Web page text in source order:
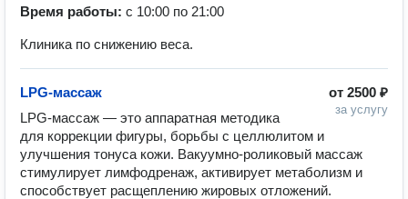
Время работы: с 10:00 по 21:00
Клиника по снижению веса.
от 2500 ₽
за услугу
LPG-массаж
LPG-массаж — это аппаратная методика
для коррекции фигуры, борьбы с целлюлитом и
улучшения тонуса кожи. Вакуумно-роликовый массаж
стимулирует лимфодренаж, активирует метаболизм и
способствует расщеплению жировых отложений.